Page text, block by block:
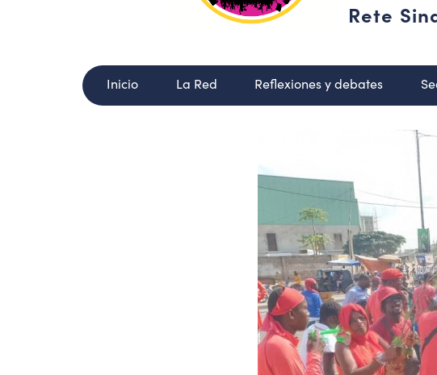
Rete
Inicio La Red Reflexiones y debates